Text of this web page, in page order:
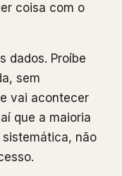
coisa com o
dados. Proíbe
sem
vai acontecer
que a maioria
não